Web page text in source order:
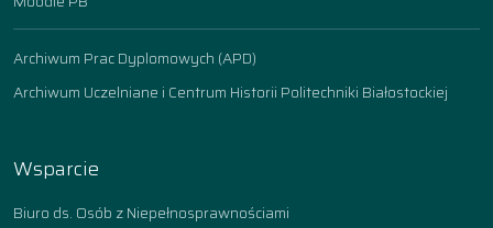
Archiwum Prac Dyplomowych (APD)
Archiwum Uczelniane i Centrum Historii Politechniki Białostockiej
Wsparcie
Biuro ds. Osób z Niepełnosprawnościami